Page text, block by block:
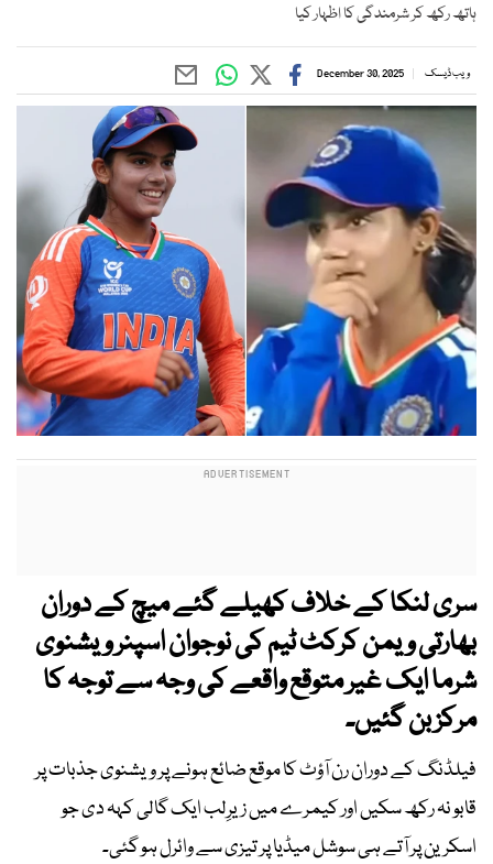
ہاتھ رکھ کر شرمندگی کا اظہار کیا
ویب ڈیسک December 30, 2025
سری لنکا کے خلاف کھیلے گئے میچ کے دوران
بھارتی ویمن کرکٹ ٹیم کی نوجوان اسپنر ویشنوی
شرما ایک غیر متوقع واقعے کی وجہ سے توجہ کا
مرکز بن گئیں۔
فیلڈنگ کے دوران رن آؤٹ کا موقع ضائع ہونے پر ویشنوی جذبات پر
قابو نہ رکھ سکیں اور کیمرے میں زیرِلب ایک گالی کہہ دی جو
اسکرین پر آتے ہی سوشل میڈیا پر تیزی سے وائرل ہو گئی۔